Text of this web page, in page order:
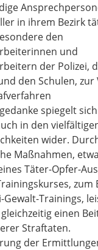
in ihrem Bezirk
den
und
der Polizei,
den Schulen, zur
spiegelt sich
in den
wider.
Maßnahmen,
Täter-Opfer-
zum
Gewalt-Trainings,
einen
Straftaten.
der